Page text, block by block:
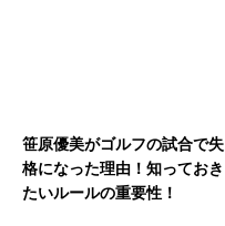
笹原優美がゴルフの試合で失
格になった理由！知っておき
たいルールの重要性！